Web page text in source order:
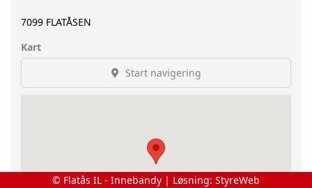
7099 FLATÅSEN
Kart
Start navigering
© Flatås IL - Innebandy | Løsning: StyreWeb